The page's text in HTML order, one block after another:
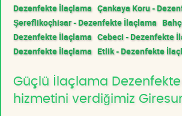
Dezenfekte İlaçlama Çankaya Koru -
Şereflikoçhisar - Dezenfekte İlaçlama
Dezenfekte İlaçlama Cebeci - Dezenfekte
Dezenfekte İlaçlama Etlik - Dezenfekte
Güçlü İlaçlama
hizmetini verdiğimiz